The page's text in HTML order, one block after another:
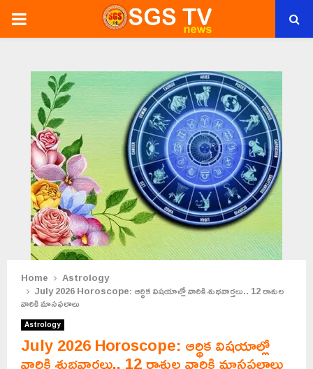
PRIMARY
Home Astrology
July 2026 Horoscope: ఆర్థిక విషయాల్లో వారికి శుభవార్తలు.. 12 రాశుల
వారికి మాసఫలాలు
Astrology
July 2026 Horoscope: ఆర్థిక విషయాల్లో